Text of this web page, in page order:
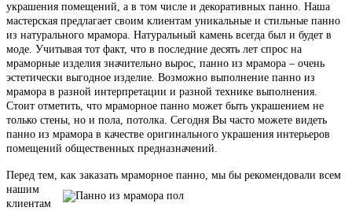
украшения помещений, а в том числе и декоративных панно. Наша
мастерская предлагает своим клиентам уникальные и стильные панно
из натурального мрамора. Натуральный камень всегда был и будет в
моде. Учитывая тот факт, что в последние десять лет спрос на
мраморные изделия значительно вырос, панно из мрамора – очень
эстетически выгодное изделие. Возможно выполнение панно из
мрамора в разной интерпретации и разной технике выполнения.
Стоит отметить, что мраморное панно может быть украшением не
только стены, но и пола, потолка. Сегодня Вы часто можете видеть
панно из мрамора в качестве оригинального украшения интерьеров
помещений общественных предназначений.
Перед тем, как заказать мраморное панно, мы бы рекомендовали всем
нашим
клиентам